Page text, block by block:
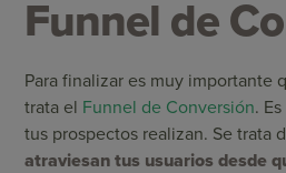
Funnel de
Para finalizar es muy importante
trata el Funnel de Conversión.
tus prospectos realizan. Se trata
atraviesan tus usuarios desde